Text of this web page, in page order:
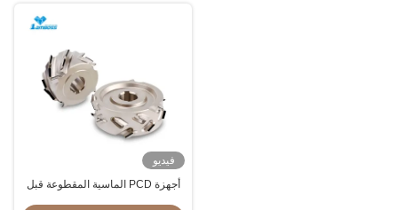
فيديو
أجهزة PCD الماسية المقطوعة قبل